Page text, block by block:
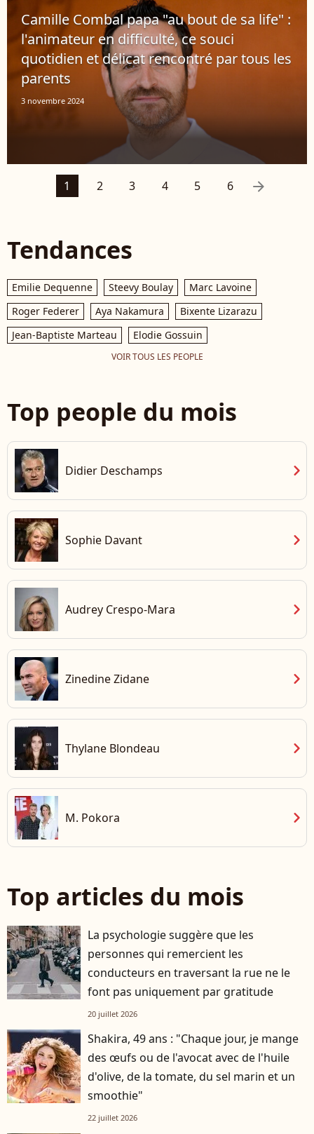
montagne, dans un endroit qui a
beaucoup...
Camille Combal papa "au bout de sa life" :
l'animateur en difficulté, ce souci
quotidien et délicat rencontré par tous les
parents
3 novembre 2024
1 2 3 4 5 6 arrow_right
Tendances
Emilie Dequenne Steevy Boulay
Marc Lavoine
Roger Federer
Aya Nakamura
Bixente Lizarazu
Jean-Baptiste Marteau
Elodie Gossuin
VOIR TOUS LES PEOPLE
Top people du mois
Didier Deschamps chevron_right
Sophie Davant chevron_right
Audrey Crespo-Mara chevron_right
Zinedine Zidane chevron_right
Thylane Blondeau chevron_right
M. Pokora chevron_right
Top articles du mois
La psychologie suggère que les
personnes qui remercient les
conducteurs en traversant la rue ne le
font pas uniquement par gratitude
20 juillet 2026
Shakira, 49 ans : "Chaque jour, je mange
des œufs ou de l'avocat avec de l'huile
d'olive, de la tomate, du sel marin et un
smoothie"
22 juillet 2026